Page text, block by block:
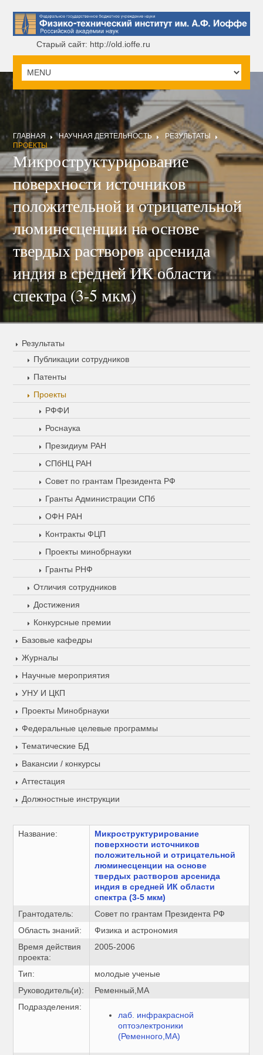
Старый сайт: http://old.ioffe.ru
ГЛАВНАЯ НАУЧНАЯ ДЕЯТЕЛЬНОСТЬ
РЕЗУЛЬТАТЫ
ПРОЕКТЫ
Микроструктурирование
поверхности источников
положительной и отрицательной
люминесценции на основе
твердых растворов арсенида
индия в средней ИК области
спектра (3-5 мкм)
Результаты
Публикации сотрудников
Патенты
Проекты
РФФИ
Роснаука
Президиум РАН
СПбНЦ РАН
Совет по грантам Президента РФ
Гранты Администрации СПб
ОФН РАН
Контракты ФЦП
Проекты минобрнауки
Гранты РНФ
Отличия сотрудников
Достижения
Конкурсные премии
Базовые кафедры
Журналы
Научные мероприятия
УНУ И ЦКП
Проекты Минобрнауки
Федеральные целевые программы
Тематические БД
Вакансии / конкурсы
Аттестация
Должностные инструкции
Название:
Микроструктурирование
поверхности источников
положительной и отрицательной
люминесценции на основе
твердых растворов арсенида
индия в средней ИК области
спектра (3-5 мкм)
Грантодатель:
Совет по грантам Президента РФ
Область знаний:
Физика и астрономия
Время действия
проекта:
2005-2006
Тип:
молодые ученые
Руководитель(и):
Ременный,МА
Подразделения:
лаб. инфракрасной
оптоэлектроники
(Ременного,МА)